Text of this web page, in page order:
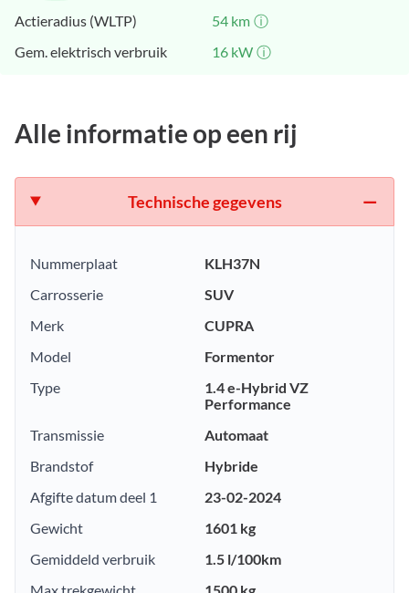
Actieradius (WLTP) 54 km ⓘ
Gem. elektrisch verbruik
16 kW ⓘ
Alle informatie op een rij
Technische gegevens
Nummerplaat
KLH37N
Carrosserie
SUV
Merk
CUPRA
Model
Formentor
Type
1.4 e-Hybrid VZ
Performance
Transmissie
Automaat
Brandstof
Hybride
Afgifte datum deel 1
23-02-2024
Gewicht
1601 kg
Gemiddeld verbruik
1.5 l/100km
Max trekgewicht
1500 kg